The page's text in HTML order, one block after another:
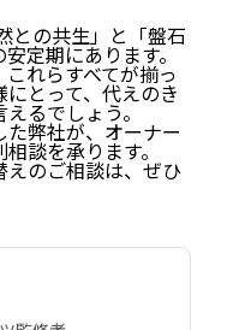
との共生」と「盤石
定期にあります。
れらすべてが揃っ
とって、代えのき
るでしょう。
弊社が、オーナー
談を承ります。
のご相談は、ぜひ